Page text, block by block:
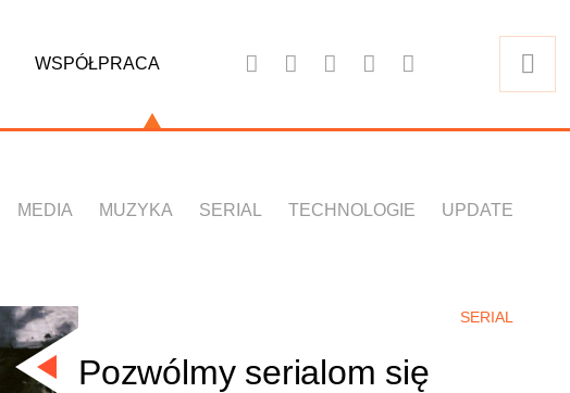
WSPÓŁPRACA
MEDIA MUZYKA SERIAL TECHNOLOGIE UPDATE
SERIAL
Pozwólmy serialom się